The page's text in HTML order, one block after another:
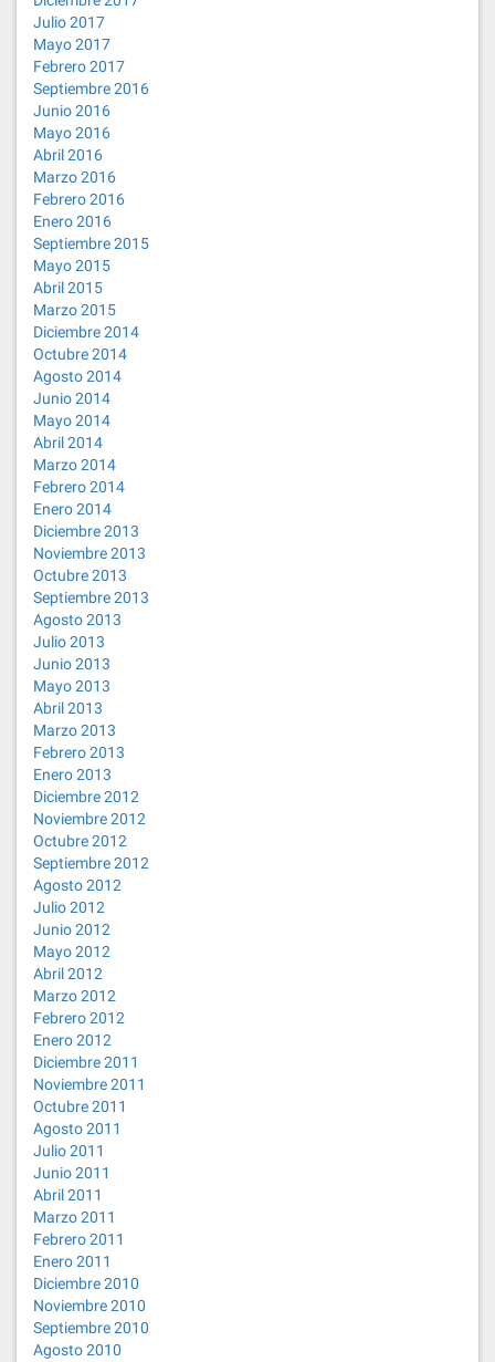
Julio 2017
Mayo 2017
Febrero 2017
Septiembre 2016
Junio 2016
Mayo 2016
Abril 2016
Marzo 2016
Febrero 2016
Enero 2016
Septiembre 2015
Mayo 2015
Abril 2015
Marzo 2015
Diciembre 2014
Octubre 2014
Agosto 2014
Junio 2014
Mayo 2014
Abril 2014
Marzo 2014
Febrero 2014
Enero 2014
Diciembre 2013
Noviembre 2013
Octubre 2013
Septiembre 2013
Agosto 2013
Julio 2013
Junio 2013
Mayo 2013
Abril 2013
Marzo 2013
Febrero 2013
Enero 2013
Diciembre 2012
Noviembre 2012
Octubre 2012
Septiembre 2012
Agosto 2012
Julio 2012
Junio 2012
Mayo 2012
Abril 2012
Marzo 2012
Febrero 2012
Enero 2012
Diciembre 2011
Noviembre 2011
Octubre 2011
Agosto 2011
Julio 2011
Junio 2011
Abril 2011
Marzo 2011
Febrero 2011
Enero 2011
Diciembre 2010
Noviembre 2010
Septiembre 2010
Agosto 2010